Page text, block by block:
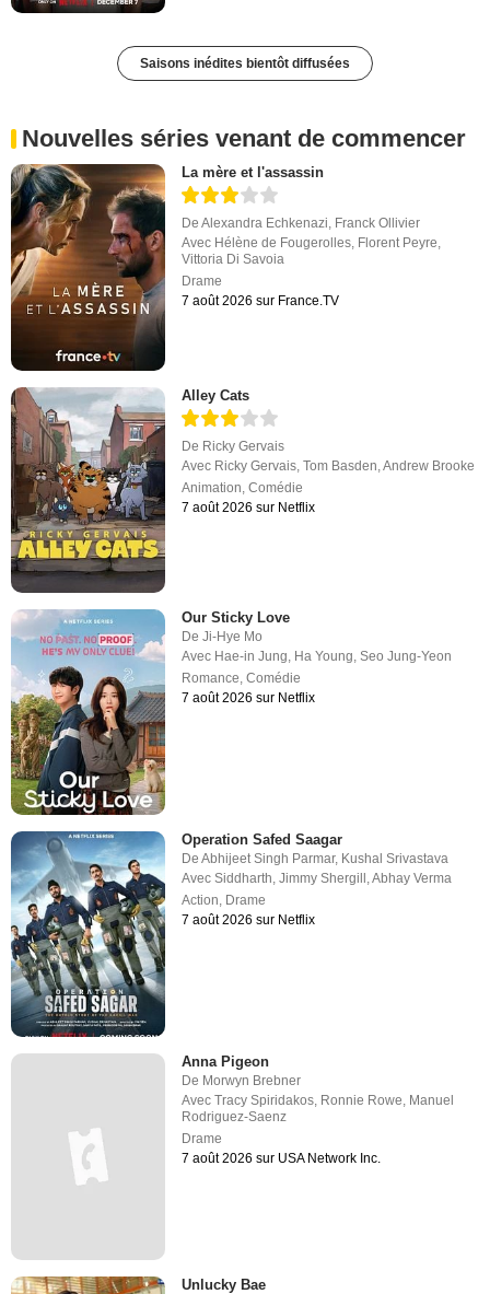
Saisons inédites bientôt diffusées
Nouvelles séries venant de commencer
La mère et l'assassin
DeAlexandra Echkenazi, Franck Ollivier
Avec Hélène de Fougerolles, Florent Peyre,
Vittoria Di Savoia
Drame
7 août 2026 sur France.TV
Alley Cats
De Ricky Gervais
Avec Ricky Gervais ,Tom Basden ,Andrew Brooke
Animation ,Comédie
7 août 2026 sur Netflix
Our Sticky Love
DeJi-Hye Mo
Avec Hae-in Jung, Ha Young,Seo Jung-Yeon
Romance,Comédie
7 août 2026 sur Netflix
Operation Safed Saagar
DeAbhijeet Singh Parmar, Kushal Srivastava
AvecSiddharth,Jimmy Shergill ,Abhay Verma
Action, Drame
7 août 2026 sur Netflix
Anna Pigeon
De Morwyn Brebner
AvecTracy Spiridakos, Ronnie Rowe, Manuel
Rodriguez-Saenz
Drame
7 août 2026 sur USA Network Inc.
Unlucky Bae